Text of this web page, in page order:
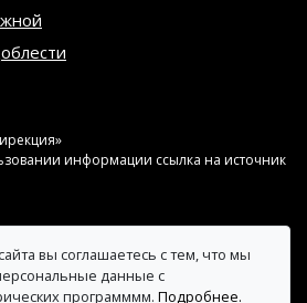
информации ссылка на источник
вы соглашаетесь с тем, что мы
данные с
программмм. Подробнее.